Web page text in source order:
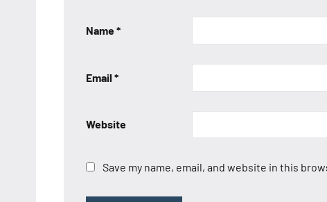
Name*
Email *
Website
Save my name, email, and website in this